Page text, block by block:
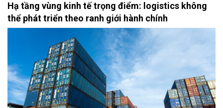
Hạ tầng vùng kinh tế trọng điểm: logistics không
thể phát triển theo ranh giới hành chính